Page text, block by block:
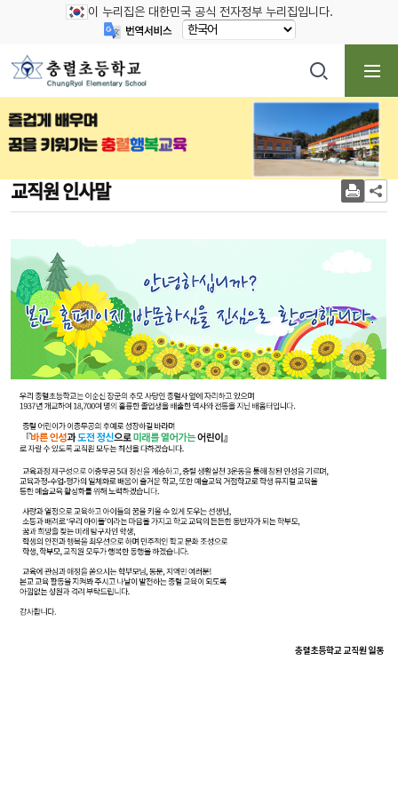
이 누리집은 대한민국 공식 전자정부 누리집입니다.
교직원 인사말